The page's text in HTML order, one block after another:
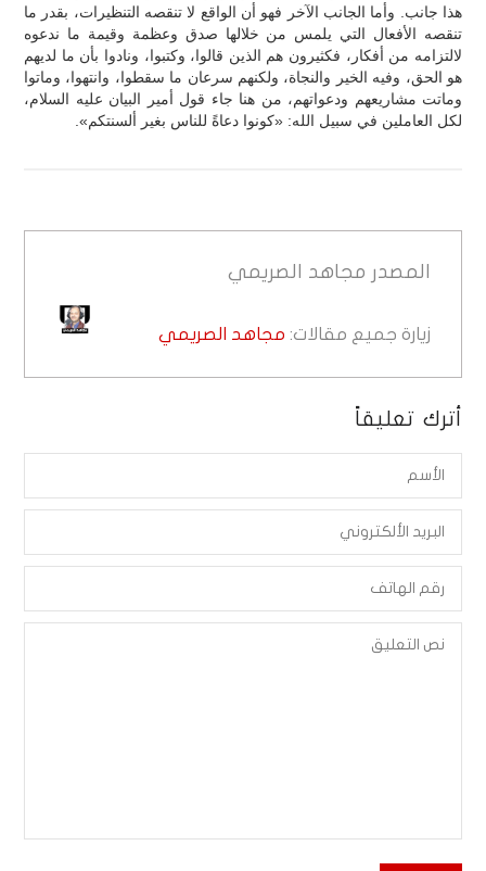
هذا جانب. وأما الجانب الآخر فهو أن الواقع لا تنقصه التنظيرات، بقدر ما
تنقصه الأفعال التي يلمس من خلالها صدق وعظمة وقيمة ما ندعوه
لالتزامه من أفكار، فكثيرون هم الذين قالوا، وكتبوا، ونادوا بأن ما لديهم
هو الحق، وفيه الخير والنجاة، ولكنهم سرعان ما سقطوا، وانتهوا، وماتوا
وماتت مشاريعهم ودعواتهم، من هنا جاء قول أمير البيان عليه السلام،
لكل العاملين في سبيل الله: «كونوا دعاةً للناس بغير ألسنتكم».
المصدر مجاهد الصريمي
زيارة جميع مقالات: مجاهد الصريمي
أترك تعليقاً